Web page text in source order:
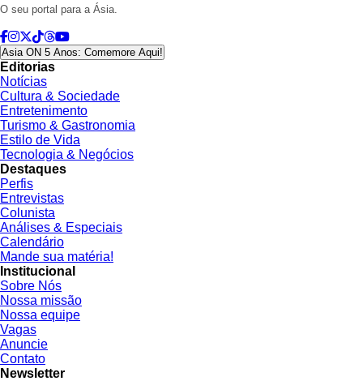
O seu portal para a Ásia.
Asia ON 5 Anos: Comemore Aqui!
Editorias
Notícias
Cultura & Sociedade
Entretenimento
Turismo & Gastronomia
Estilo de Vida
Tecnologia & Negócios
Destaques
Perfis
Entrevistas
Colunista
Análises & Especiais
Calendário
Mande sua matéria!
Institucional
Sobre Nós
Nossa missão
Nossa equipe
Vagas
Anuncie
Contato
Newsletter